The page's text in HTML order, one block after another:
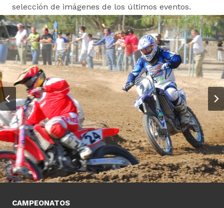
selección de imágenes de los últimos eventos.
CAMPEONATOS